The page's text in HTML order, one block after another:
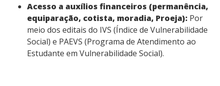
Acesso a auxílios financeiros (permanência,
equiparação, cotista, moradia, Proeja): Por
meio dos editais do IVS (Índice de Vulnerabilidade
Social) e PAEVS (Programa de Atendimento ao
Estudante em Vulnerabilidade Social).